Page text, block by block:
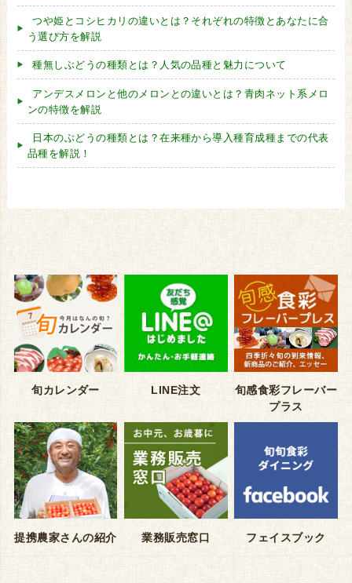
つや姫とコシヒカリの違いとは？それぞれの特徴とあなたに合
う選び方を解説
種無しぶどうの種類とは？人気の品種と魅力について
アンデスメロンと他のメロンとの違いとは？青肉ネット系メロ
ンの特徴を解説
日本のぶどうの種類とは？在来種から導入種育成種までの代表
品種を解説！
旬カレンダー LINE注文
旬感食彩フレーバー
プラス
提携農家さんの紹介 業務販売窓口 フェイスブック